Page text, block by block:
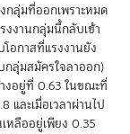
กลุ่มที่ออกเพราะหมด
งานกลุ่มนี้กลับเข้า
อกาสที่แรงงานยัง
ลุ่มสมัครใจลาออก)
งอยู่ที่ 0.63 ในขณะที่
ละเมื่อเวลาผ่านไป
หลืออยู่เพียง 0.35